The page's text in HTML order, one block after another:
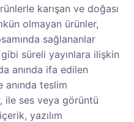
karışan ve doğası
olmayan ürünler,
sağlananlar
süreli yayınlara ilişkin
anında ifa edilen
teslim
ile ses veya görüntü
yazılım